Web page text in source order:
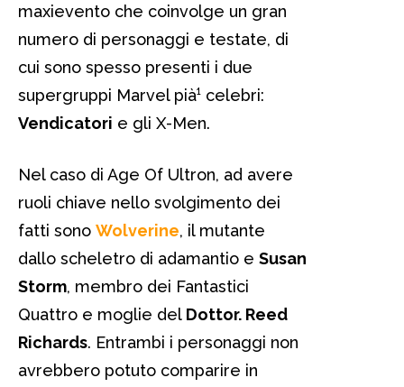
maxievento che coinvolge un gran
numero di personaggi e testate, di
cui sono spesso presenti i due
supergruppi Marvel pià¹ celebri:
Vendicatori e gli X-Men.
Nel caso di Age Of Ultron, ad avere
ruoli chiave nello svolgimento dei
fatti sono Wolverine, il mutante
dallo scheletro di adamantio e Susan
Storm, membro dei Fantastici
Quattro e moglie del Dottor. Reed
Richards. Entrambi i personaggi non
avrebbero potuto comparire in